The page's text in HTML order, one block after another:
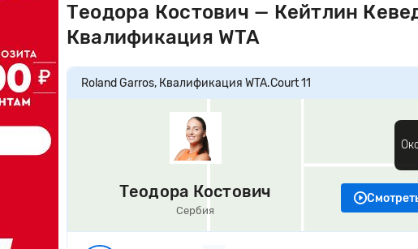
Теодора Костович — Кейтлин
Квалификация WTA
Roland Garros, Квалификация WTA.Court 11
Теодора Костович
Сербия